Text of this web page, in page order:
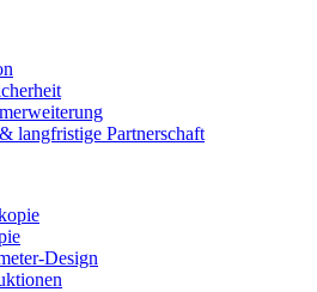
langfristige Partnerschaft
Design